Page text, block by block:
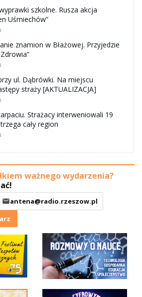
szkolne. Rusza akcja
Uśmiechów”
znamion w Błażowej. Przyjedzie
ul. Dąbrówki. Na miejscu
straży [AKTUALIZACJA]
Strażacy interweniowali 19
cały region
ważnego wydarzenia?
antena@radio.rzeszow.pl